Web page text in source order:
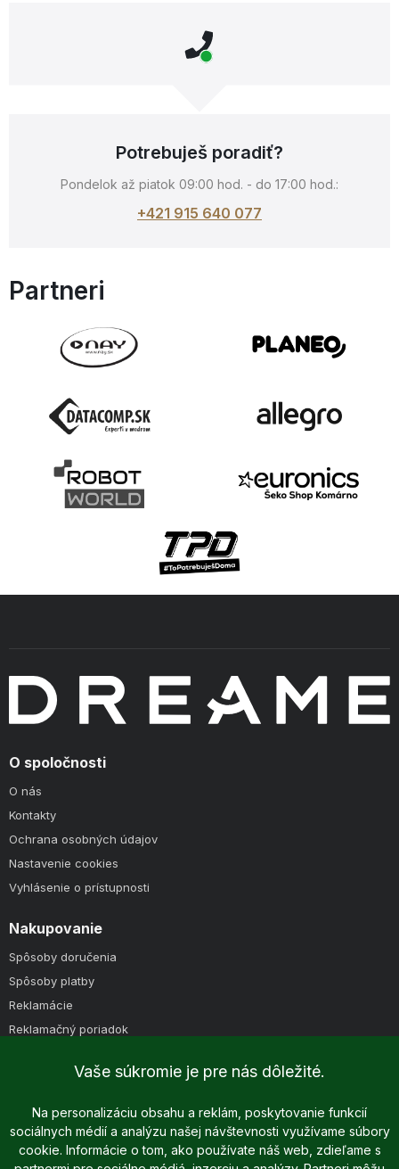
Potrebuješ poradiť?
Pondelok až piatok 09:00 hod. - do 17:00 hod.:
+421 915 640 077
Partneri
O spoločnosti
O nás
Kontakty
Ochrana osobných údajov
Nastavenie cookies
Vyhlásenie o prístupnosti
Nakupovanie
Spôsoby doručenia
Spôsoby platby
Reklamácie
Reklamačný poriadok
Vaše súkromie je pre nás dôležité.
Na personalizáciu obsahu a reklám, poskytovanie funkcií
sociálnych médií a analýzu našej návštevnosti využívame súbory
cookie. Informácie o tom, ako používate náš web, zdieľame s